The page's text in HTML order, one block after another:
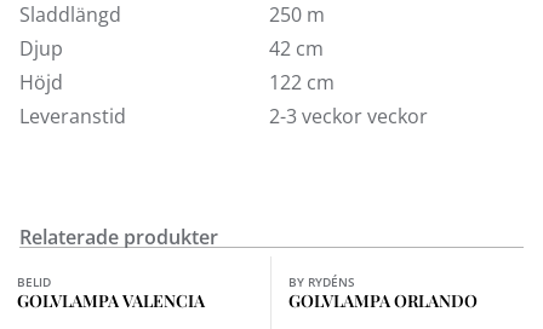
Sladdlängd
250 m
Djup
42 cm
Höjd
122 cm
Leveranstid
2-3 veckor veckor
Relaterade produkter
BELID
GOLVLAMPA VALENCIA
BY RYDÉNS
GOLVLAMPA ORLANDO